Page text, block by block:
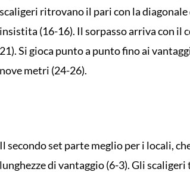
scaligeri ritrovano il pari con la
insistita (16-16). Il sorpasso arriva con il
21). Si gioca punto a punto fino ai
nove metri (24-26).
Il secondo set parte meglio per i locali,
lunghezze di vantaggio (6-3). Gli